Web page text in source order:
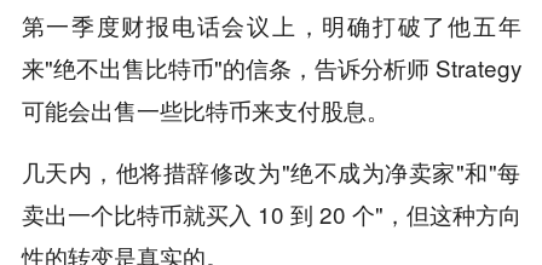
第一季度财报电话会议上，明确打破了他五年
来"绝不出售比特币"的信条，告诉分析师 Strategy
可能会出售一些比特币来支付股息。
几天内，他将措辞修改为"绝不成为净卖家"和"每
卖出一个比特币就买入 10 到 20 个"，但这种方向
性的转变是真实的。